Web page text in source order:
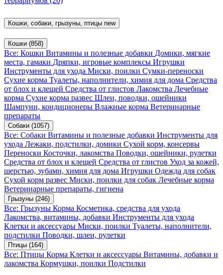
Кошки, собаки, грызуны, птицы new
Кошки (858)
Все: Кошки Витамины и полезные добавки Домики, мягкие
места, гамаки Дряпки, игровые комплексы Игрушки
Инструменты для ухода Миски, поилки Сумки-переноски
Сухие корма Туалеты, наполнители, химия для дома Средства
от блох и клещей Средства от глистов Лакомства Лечебные
корма Сухие корма развес Шлеи, поводки, ошейники
Шампуни, кондиционеры Влажные корма Ветеринарные
препараты
Собаки (1057)
Все: Собаки Витамины и полезные добавки Инструменты для
ухода Лежаки, подстилки, домики Сухой корм, консервы
Переноски Косточки, лакомства Поводки, ошейники, рулетки
Средства от блох и клещей Средства от глистов Уход за кожей,
шерстью, зубами, химия для дома Игрушки Одежда для собак
Сухой корм развес Миски, поилки для собак Лечебные корма
Ветеринарные препараты, гигиена
Грызуны (246)
Все: Грызуны Корма Косметика, средства для ухода
Лакомства, витамины, добавки Инструменты для ухода
Клетки и аксессуары Миски, поилки Туалеты, наполнители,
подстилки Поводки, шлеи, рулетки
Птицы (164)
Все: Птицы Корма Клетки и аксессуары Витамины, добавки и
лакомства Кормушки, поилки Подстилки